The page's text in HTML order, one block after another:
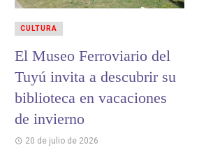
El Museo Ferroviario del
Tuyú invita a descubrir su
biblioteca en vacaciones
de invierno
20 de julio de 2026
CULTURA